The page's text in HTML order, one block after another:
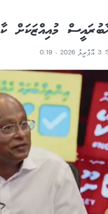
ރައީސް މުއިއްޒަކަށް